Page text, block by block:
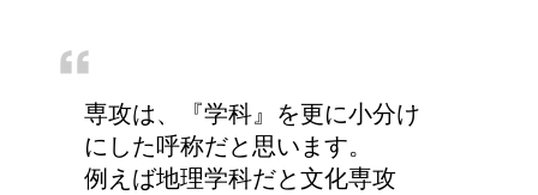
専攻は、『学科』を更に小分け
にした呼称だと思います。
例えば地理学科だと文化専攻